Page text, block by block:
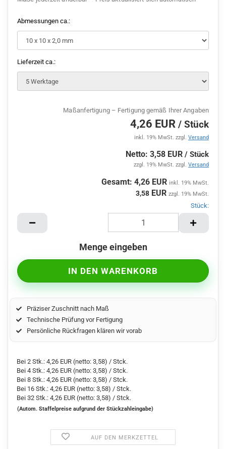
Abmessungen ca.:
Lieferzeit ca.:
Maßanfertigung – Fertigung gemäß Ihrer Angaben
4,26 EUR / Stück
inkl. 19% MwSt. zzgl. Versand
Netto: 3,58 EUR / Stück
zzgl. 19% MwSt. zzgl. Versand
Gesamt: 4,26 EUR inkl. 19% MwSt.
3,58 EUR zzgl. 19% MwSt.
Stück:
Stück
Menge eingeben
Präziser Zuschnitt nach Maß
Technische Prüfung vor Fertigung
Persönliche Rückfragen klären wir vorab
Bei 2 Stk.: 4,26 EUR (netto: 3,58) / Stck.
Bei 4 Stk.: 4,26 EUR (netto: 3,58) / Stck.
Bei 8 Stk.: 4,26 EUR (netto: 3,58) / Stck.
Bei 16 Stk.: 4,26 EUR (netto: 3,58) / Stck.
Bei 32 Stk.: 4,26 EUR (netto: 3,58) / Stck.
(Autom. Staffelpreise aufgrund der Stückzahleingabe)
AUF DEN MERKZETTEL